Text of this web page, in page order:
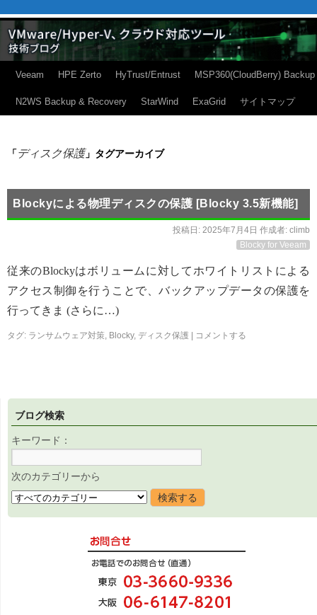
Veeam HPE Zerto HyTrust/Entrust MSP360(CloudBerry) Backup
N2WS Backup & Recovery StarWind ExaGrid サイトマップ
「ディスク保護」タグアーカイブ
Blockyによる物理ディスクの保護 [Blocky 3.5新機能]
投稿日: 2025年7月4日 作成者: climb
Blocky for Veeam
従来のBlockyはボリュームに対してホワイトリストによる
アクセス制御を行うことで、バックアップデータの保護を
行ってきま (さらに…)
タグ: ランサムウェア対策, Blocky, ディスク保護 コメントする
ブログ検索
キーワード：
次のカテゴリーから